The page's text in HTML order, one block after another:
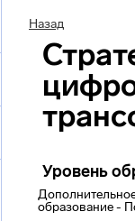
Назад
Уровень
образование -